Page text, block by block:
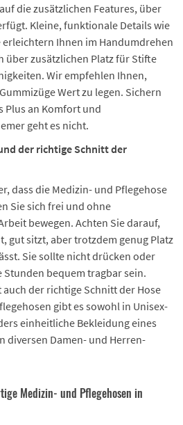
die zusätzlichen Features, über
Kleine, funktionale Details wie
erleichtern Ihnen im Handumdrehen
über zusätzlichen Platz für Stifte
Wir empfehlen Ihnen,
Wert zu legen. Sichern
Plus an Komfort und
geht es nicht.
der richtige Schnitt der
dass die Medizin- und Pflegehose
Sie sich frei und ohne
bewegen. Achten Sie darauf,
gut sitzt, aber trotzdem genug Platz
Sie sollte nicht drücken oder
bequem tragbar sein.
der richtige Schnitt der Hose
gibt es sowohl in Unisex-
einheitliche Bekleidung eines
diversen Damen- und Herren-
Medizin- und Pflegehosen in